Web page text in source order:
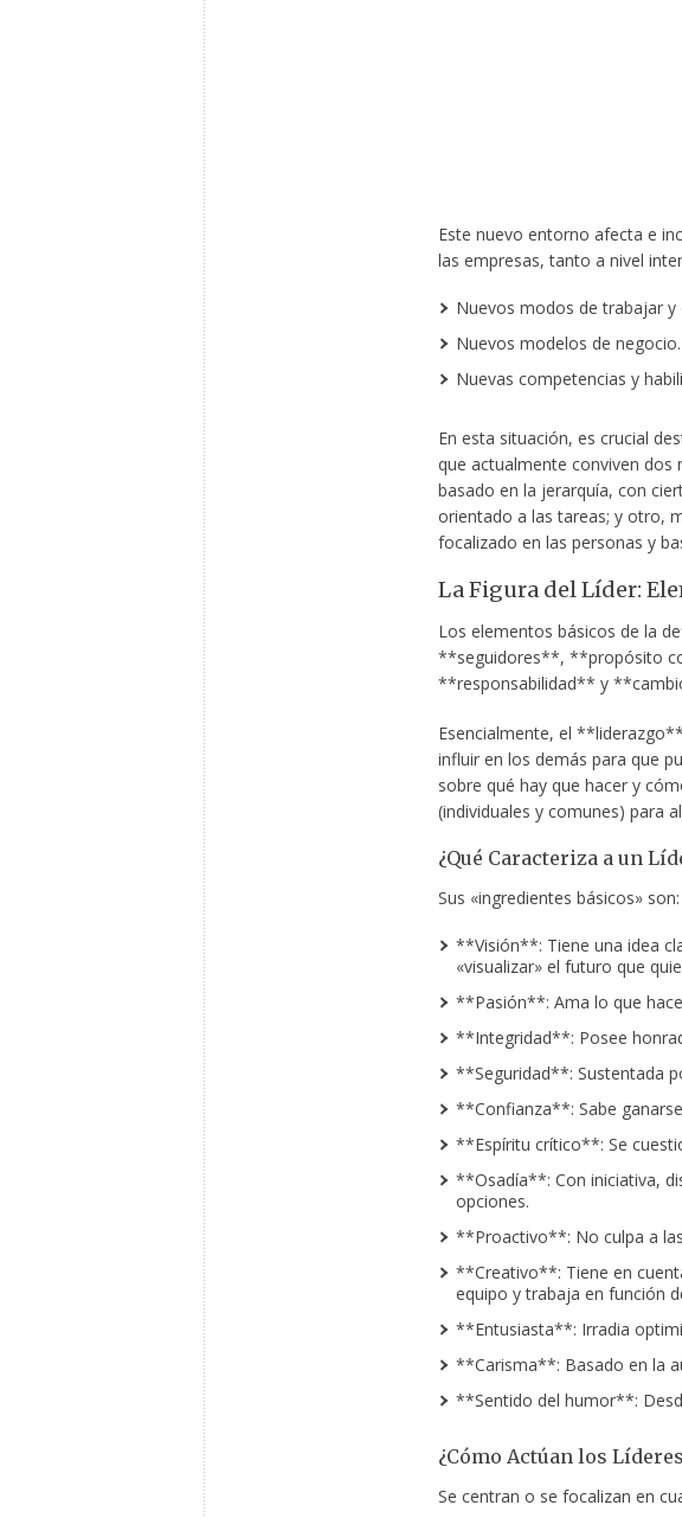
Este nuevo entorno afecta e
las empresas, tanto a nivel
Nuevos modos de trabajar y
Nuevos modelos de negocio.
Nuevas competencias y
En esta situación, es crucial
que actualmente conviven
basado en la jerarquía, con
orientado a las tareas; y otro,
focalizado en las personas y
La Figura del Líder:
Los elementos básicos de la
**seguidores**, **propósito
**responsabilidad** y
Esencialmente, el
influir en los demás para que
sobre qué hay que hacer y
(individuales y comunes) para
¿Qué Caracteriza a un
Sus «ingredientes básicos» son:
**Visión**: Tiene una idea
«visualizar» el futuro que
**Pasión**: Ama lo que
**Integridad**: Posee
**Seguridad**: Sustentada
**Confianza**: Sabe
**Espíritu crítico**: Se
**Osadía**: Con iniciativa,
opciones.
**Proactivo**: No culpa a
**Creativo**: Tiene en
equipo y trabaja en función
**Entusiasta**: Irradia
**Carisma**: Basado en la
**Sentido del humor**:
¿Cómo Actúan los
Se centran o se focalizan en